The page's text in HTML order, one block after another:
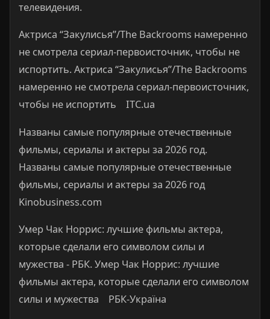
телевидения.
Актриса “Закулисья”/The Backrooms намеренно
не смотрела сериал-первоисточник, чтобы не
испортить. Актриса “Закулисья”/The Backrooms
намеренно не смотрела сериал-первоисточник,
чтобы не испортить ITC.ua
Названы самые популярные отечественные
фильмы, сериалы и актеры за 2026 год.
Названы самые популярные отечественные
фильмы, сериалы и актеры за 2026 год
Kinobusiness.com
Умер Чак Норрис: лучшие фильмы актера,
которые сделали его символом силы и
мужества - РБК. Умер Чак Норрис: лучшие
фильмы актера, которые сделали его символом
силы и мужества РБК-Україна